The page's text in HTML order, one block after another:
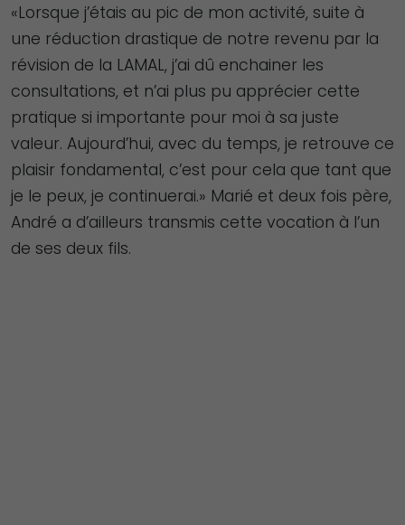
«Lorsque j’étais au pic de mon activité, suite à
une réduction drastique de notre revenu par la
révision de la LAMAL, j’ai dû enchainer les
consultations, et n’ai plus pu apprécier cette
pratique si importante pour moi à sa juste
valeur. Aujourd’hui, avec du temps, je retrouve ce
plaisir fondamental, c’est pour cela que tant que
je le peux, je continuerai.» Marié et deux fois père,
André a d’ailleurs transmis cette vocation à l’un
de ses deux fils.